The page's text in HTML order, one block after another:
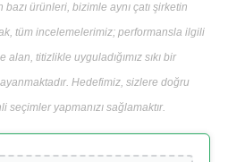
ürünleri, bizimle aynı çatı şirketin
tüm incelemelerimiz; performansla ilgili
alan, titizlikle uyguladığımız sıkı bir
Hedefimiz, sizlere doğru
yapmanızı sağlamaktır.